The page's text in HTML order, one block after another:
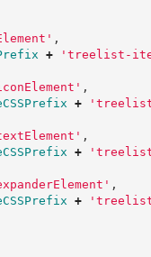
' ,
+ ' treelist-
' ,
+ '
' ,
+ '
' ,
+ '